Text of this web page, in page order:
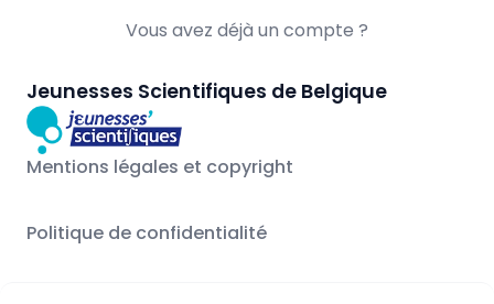
Vous avez déjà un compte ?
Jeunesses Scientifiques de Belgique
Mentions légales et copyright
Politique de confidentialité